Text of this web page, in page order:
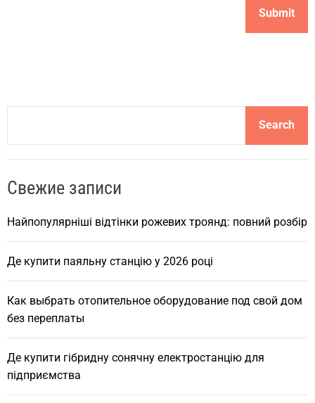
a
c
Search
Свежие записи
Найпопулярніші відтінки рожевих троянд: повний розбір
Де купити паяльну станцію у 2026 році
Как выбрать отопительное оборудование под свой дом
без переплаты
Де купити гібридну сонячну електростанцію для
підприємства